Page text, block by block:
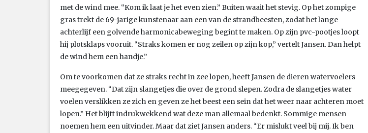
met de wind mee. “Kom ik laat je het even zien.” Buiten waait het stevig. Op het zompige
gras trekt de 69-jarige kunstenaar aan een van de strandbeesten, zodat het lange
achterlijf een golvende harmonicabeweging begint te maken. Op zijn pvc-pootjes loopt
hij plotsklaps vooruit. “Straks komen er nog zeilen op zijn kop,” vertelt Jansen. Dan helpt
de wind hem een handje.”
Om te voorkomen dat ze straks recht in zee lopen, heeft Jansen de dieren watervoelers
meegegeven. “Dat zijn slangetjes die over de grond slepen. Zodra de slangetjes water
voelen verslikken ze zich en geven ze het beest een sein dat het weer naar achteren moet
lopen.” Het blijft indrukwekkend wat deze man allemaal bedenkt. Sommige mensen
noemen hem een uitvinder. Maar dat ziet Jansen anders. “Er mislukt veel bij mij. Ik ben